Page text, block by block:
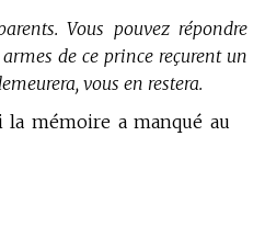
Vous pouvez répondre
de ce prince reçurent un
vous en restera.
la mémoire a manqué au